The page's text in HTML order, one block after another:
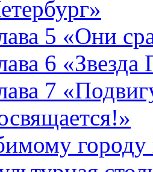
5 «Они
6 «Звезда
7
городу